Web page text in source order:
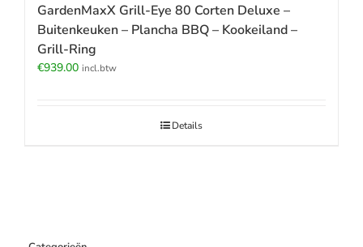
GardenMaxX Grill-Eye 80 Corten Deluxe –
Buitenkeuken – Plancha BBQ – Kookeiland –
Grill-Ring
€939.00 incl.btw
Details